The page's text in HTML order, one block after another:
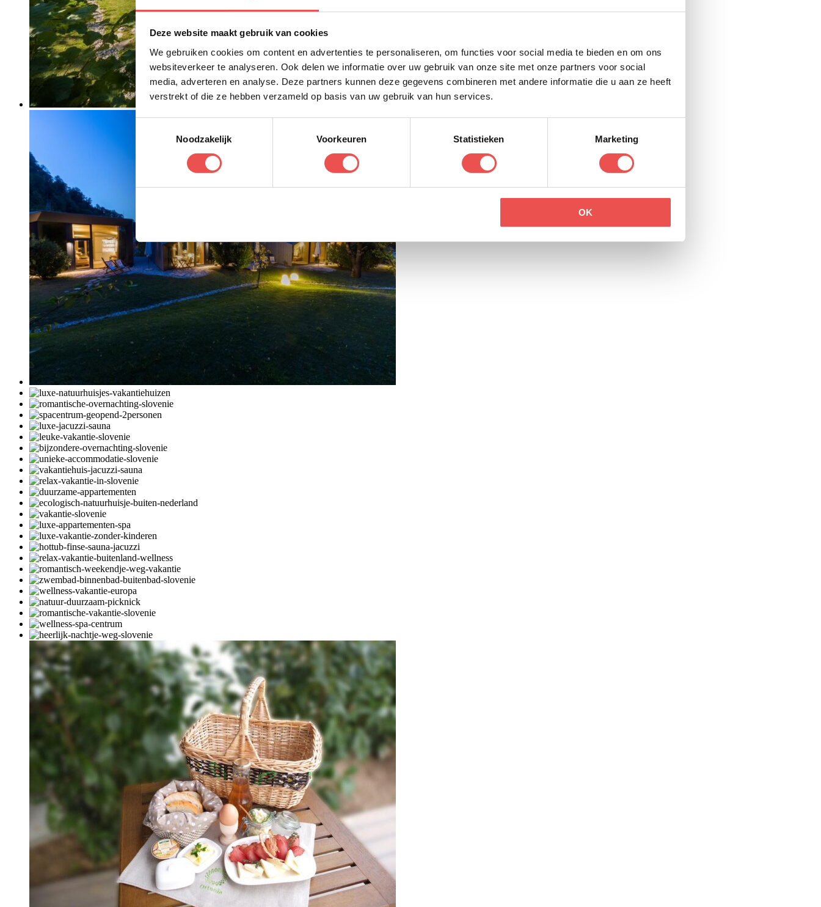
Deze website maakt gebruik van cookies
We gebruiken cookies om content en advertenties te personaliseren, om functies voor social media te bieden en om ons
websiteverkeer te analyseren. Ook delen we informatie over uw gebruik van onze site met onze partners voor social
media, adverteren en analyse. Deze partners kunnen deze gegevens combineren met andere informatie die u aan ze heeft
verstrekt of die ze hebben verzameld op basis van uw gebruik van hun services.
Noodzakelijk
Voorkeuren Statistieken Marketing
OK